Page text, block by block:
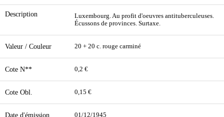
Description
Luxembourg. Au profit d'oeuvres antituberculeuses.
Écussons de provinces. Surtaxe.
Valeur / Couleur 20 + 20 c. rouge carminé
Cote N** 0,2 €
Cote Obl. 0,15 €
Date d'émission 01/12/1945